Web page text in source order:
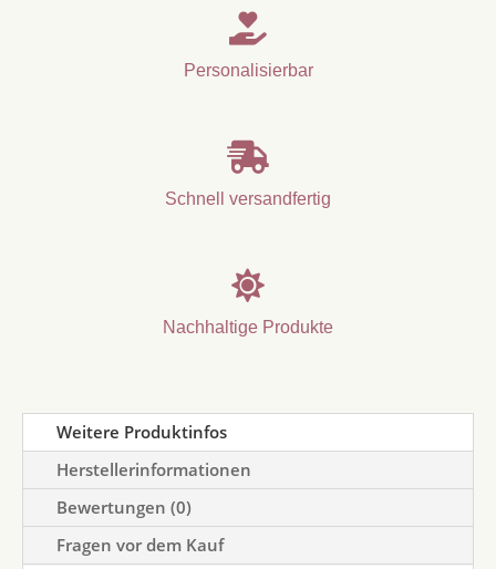

Personalisierbar

Schnell versandfertig

Nachhaltige Produkte
Weitere Produktinfos
Herstellerinformationen
Bewertungen (0)
Fragen vor dem Kauf